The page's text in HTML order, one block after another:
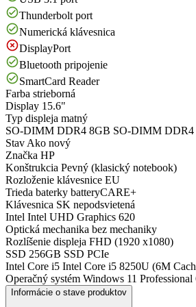
Thunderbolt port
Numerická klávesnica
DisplayPort
Bluetooth pripojenie
SmartCard Reader
Farba strieborná
Display 15.6"
Typ displeja matný
SO-DIMM DDR4 8GB SO-DIMM DDR4
Stav Ako nový
Značka HP
Konštrukcia Pevný (klasický notebook)
Rozloženie klávesnice EU
Trieda baterky batteryCARE+
Klávesnica SK nepodsvietená
Intel Intel UHD Graphics 620
Optická mechanika bez mechaniky
Rozlíšenie displeja FHD (1920 x1080)
SSD 256GB SSD PCIe
Intel Core i5 Intel Core i5 8250U (6M
Operačný systém Windows 11 Professional
Informácie o stave produktov